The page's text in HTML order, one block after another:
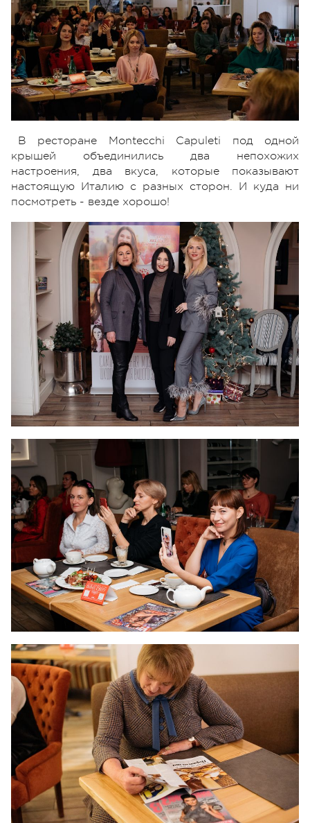
В ресторане Montecchi Capuleti под одной
крышей объединились два непохожих
настроения, два вкуса, которые показывают
настоящую Италию с разных сторон. И куда ни
посмотреть - везде хорошо!